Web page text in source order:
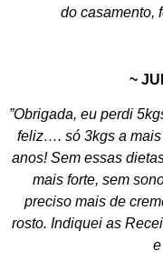
do casamento,
~
”Obrigada, eu perdi
feliz…. só 3kgs a mais
anos! Sem essas
mais forte, sem
preciso mais de
rosto. Indiquei as